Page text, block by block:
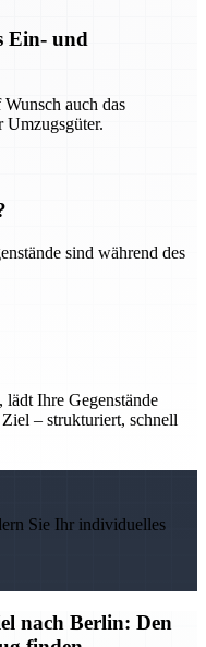
Ein- und
auch das
Umzugsgüter.
sind während des
Ihre Gegenstände
– strukturiert, schnell
Sie Ihr individuelles
nach Berlin: Den